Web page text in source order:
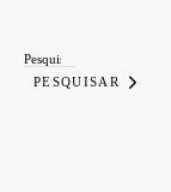
PESQUISAR